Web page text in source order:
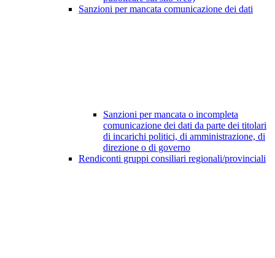
Sanzioni per mancata comunicazione dei dati
Sanzioni per mancata o incompleta
comunicazione dei dati da parte dei titolari
di incarichi politici, di amministrazione, di
direzione o di governo
Rendiconti gruppi consiliari regionali/provinciali